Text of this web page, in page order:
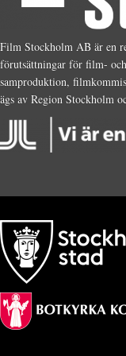
Film Stockholm AB är en
förutsättningar för film-
samproduktion,
ägs av Region Stockholm